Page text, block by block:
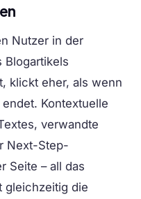
Nutzer in der
Blogartikels
klickt eher, als wenn
Kontextuelle
verwandte
Next-Step-
Seite – all das
gleichzeitig die